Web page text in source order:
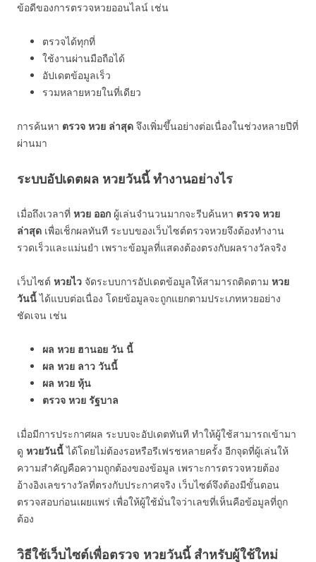
ข้อดีของการตรวจหวยออนไลน์ เช่น
ตรวจได้ทุกที่
ใช้งานผ่านมือถือได้
อัปเดตข้อมูลเร็ว
รวมหลายหวยในที่เดียว
การค้นหา ตรวจ หวย ล่าสุด จึงเพิ่มขึ้นอย่างต่อเนื่องในช่วงหลายปีที่
ผ่านมา
ระบบอัปเดตผล หวยวันนี้ ทำงานอย่างไร
เมื่อถึงเวลาที่ หวย ออก ผู้เล่นจำนวนมากจะรีบค้นหา ตรวจ หวย
ล่าสุด เพื่อเช็กผลทันที ระบบของเว็บไซต์ตรวจหวยจึงต้องทำงาน
รวดเร็วและแม่นยำ เพราะข้อมูลที่แสดงต้องตรงกับผลรางวัลจริง
เว็บไซต์ หวยไว จัดระบบการอัปเดตข้อมูลให้สามารถติดตาม หวย
วันนี้ได้แบบต่อเนื่อง โดยข้อมูลจะถูกแยกตามประเภทหวยอย่าง
ชัดเจน เช่น
ผล หวย ฮานอย วัน นี้
ผล หวย ลาว วันนี้
ผล หวย หุ้น
ตรวจ หวย รัฐบาล
เมื่อมีการประกาศผล ระบบจะอัปเดตทันที ทำให้ผู้ใช้สามารถเข้ามา
ดู หวยวันนี้ได้โดยไม่ต้องรอหรือรีเฟรชหลายครั้ง อีกจุดที่ผู้เล่นให้
ความสำคัญคือความถูกต้องของข้อมูล เพราะการตรวจหวยต้อง
อ้างอิงเลขรางวัลที่ตรงกับประกาศจริง เว็บไซต์จึงต้องมีขั้นตอน
ตรวจสอบก่อนเผยแพร่ เพื่อให้ผู้ใช้มั่นใจว่าเลขที่เห็นคือข้อมูลที่ถูก
ต้อง
วิธีใช้เว็บไซต์เพื่อตรวจ หวยวันนี้ สำหรับผู้ใช้ใหม่